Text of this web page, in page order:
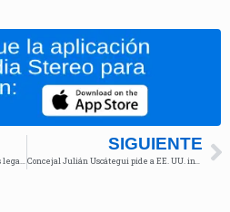
SIGUIENTE
Concejal Julián Uscátegui pide a EE. UU. investigar la política de “Paz Total” del Gobierno